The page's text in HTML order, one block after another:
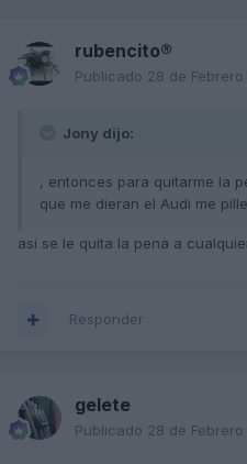
rubencito®
Publicado 28 de
Jony dijo:
, entonces para quitarme la
que me dieran el Audi me
asi se le quita la pena a
Responder
gelete
Publicado 28 de